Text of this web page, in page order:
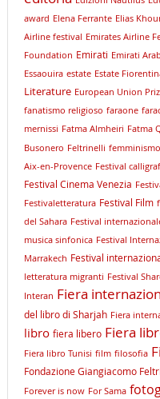
award Elena Ferrante Elias
Airline festival Emirates Airline
Foundation Emirati Emirati
Essaouira estate Estate
Literature European Union
fanatismo religioso faraone
mernissi Fatma Almheiri Fatma
Busonero Feltrinelli femminismo
Aix-en-Provence Festival
Festival Cinema Venezia
Festivaletteratura Festival Film
del Sahara Festival
musica sinfonica Festival
Marrakech Festival
letteratura migranti Festival
Interan Fiera
del libro di Sharjah Fiera
libro fiera libero Fiera
Fiera libro Tunisi film filosofia
Fondazione Giangiacomo
Forever is now For Sama